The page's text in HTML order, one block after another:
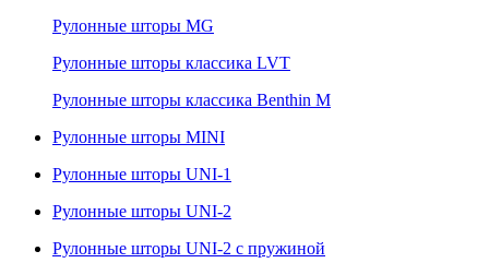
Рулонные шторы MG
Рулонные шторы классика LVT
Рулонные шторы классика Benthin M
Рулонные шторы MINI
Рулонные шторы UNI-1
Рулонные шторы UNI-2
Рулонные шторы UNI-2 с пружиной